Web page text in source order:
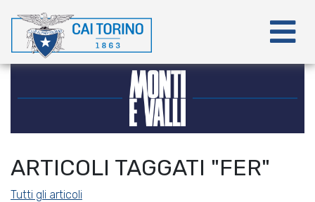
ARTICOLI TAGGATI "FER"
Tutti gli articoli